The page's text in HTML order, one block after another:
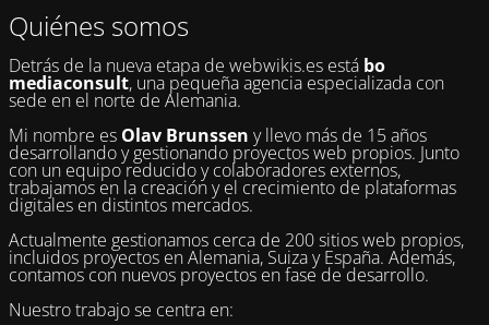
Quiénes somos
Detrás de la nueva etapa de webwikis.es está bo
mediaconsult, una pequeña agencia especializada con
sede en el norte de Alemania.
Mi nombre es Olav Brunssen y llevo más de 15 años
desarrollando y gestionando proyectos web propios. Junto
con un equipo reducido y colaboradores externos,
trabajamos en la creación y el crecimiento de plataformas
digitales en distintos mercados.
Actualmente gestionamos cerca de 200 sitios web propios,
incluidos proyectos en Alemania, Suiza y España. Además,
contamos con nuevos proyectos en fase de desarrollo.
Nuestro trabajo se centra en: